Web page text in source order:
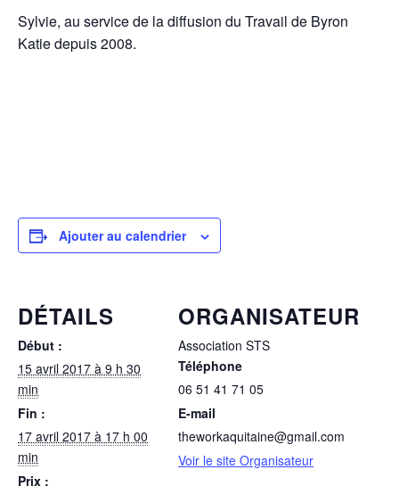
Sylvie, au service de la diffusion du Travail de Byron
Katie depuis 2008.
Ajouter au calendrier
DÉTAILS
Début :
15 avril 2017 à 9 h 30
min
Fin :
17 avril 2017 à 17 h 00
min
Prix :
ORGANISATEUR
Association STS
Téléphone
06 51 41 71 05
E-mail
theworkaquitaine@gmail.com
Voir le site Organisateur